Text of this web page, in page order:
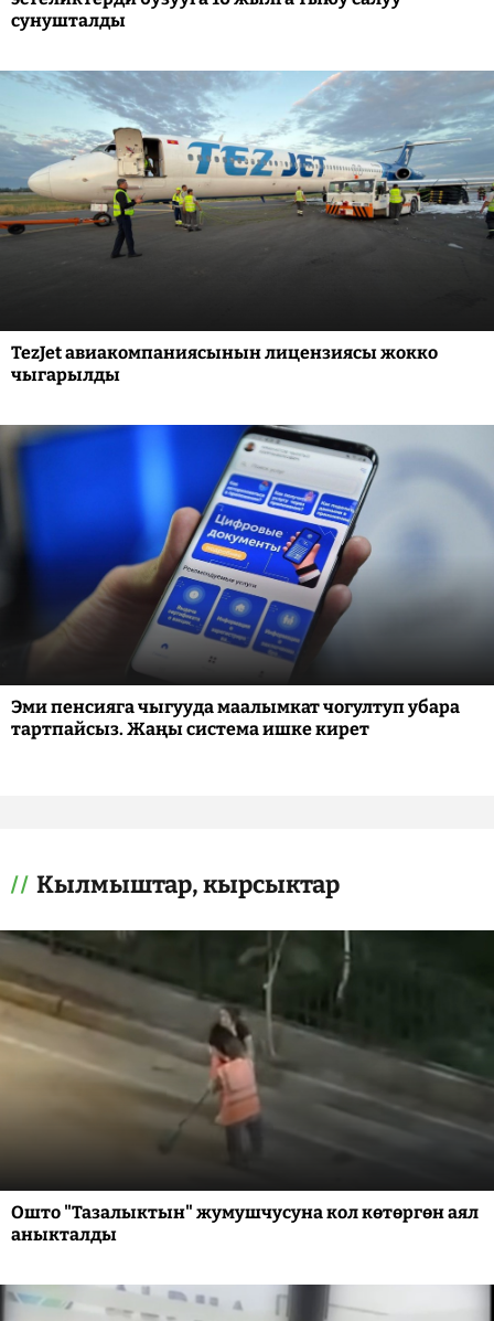
сунушталды
TezJet авиакомпаниясынын лицензиясы жокко
чыгарылды
Эми пенсияга чыгууда маалымкат чогултуп убара
тартпайсыз. Жаңы система ишке кирет
Кылмыштар, кырсыктар
Ошто "Тазалыктын" жумушчусуна кол көтөргөн аял
аныкталды